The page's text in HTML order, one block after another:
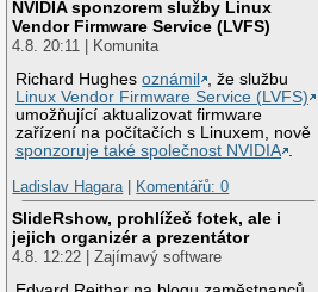
NVIDIA sponzorem služby Linux
Vendor Firmware Service (LVFS)
4.8. 20:11 | Komunita
Richard Hughesoznámil
, že službu
Linux Vendor Firmware Service (LVFS)
umožňující aktualizovat firmware
zařízení na počítačích s Linuxem, nově
sponzoruje také společnost NVIDIA .
Ladislav Hagara| Komentářů: 0
SlideRshow, prohlížeč fotek, ale i
jejich organizér a prezentátor
4.8. 12:22 | Zajímavý software